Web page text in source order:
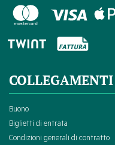
COLLEGAMENTI
Buono
Biglietti di entrata
Condizioni generali di contratto